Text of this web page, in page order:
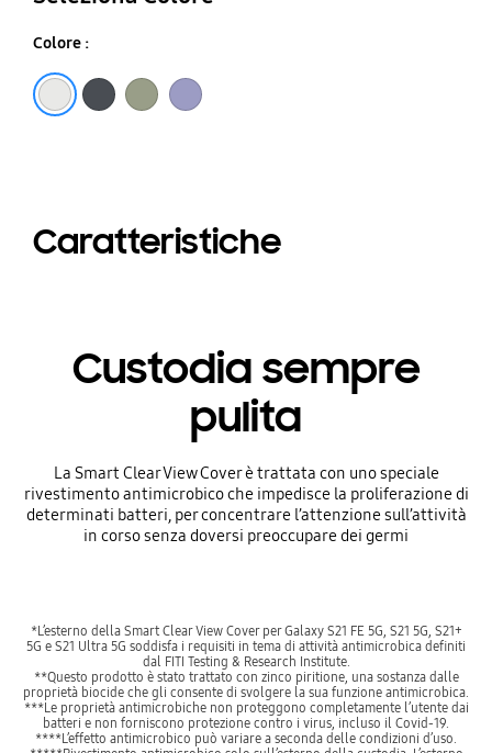
Colore :
Caratteristiche
Custodia sempre
pulita
La Smart Clear View Cover è trattata con uno speciale
rivestimento antimicrobico che impedisce la proliferazione di
determinati batteri, per concentrare l’attenzione sull’attività
in corso senza doversi preoccupare dei germi
*L’esterno della Smart Clear View Cover per Galaxy S21 FE 5G, S21 5G, S21+
5G e S21 Ultra 5G soddisfa i requisiti in tema di attività antimicrobica definiti
dal FITI Testing & Research Institute.
**Questo prodotto è stato trattato con zinco piritione, una sostanza dalle
proprietà biocide che gli consente di svolgere la sua funzione antimicrobica.
***Le proprietà antimicrobiche non proteggono completamente l’utente dai
batteri e non forniscono protezione contro i virus, incluso il Covid-19.
****L’effetto antimicrobico può variare a seconda delle condizioni d’uso.